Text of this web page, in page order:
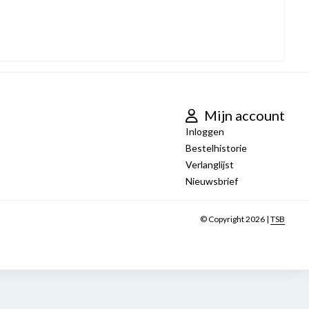
Mijn account
Inloggen
Bestelhistorie
Verlanglijst
Nieuwsbrief
© Copyright 2026 | TSB